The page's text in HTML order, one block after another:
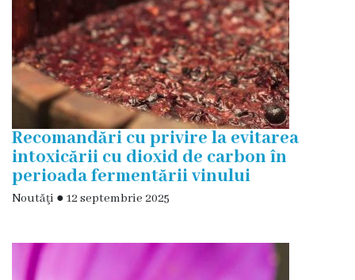
Procese-
verbale
ale
Consiliului
Ședințe
online
Floreşti
Recomandări cu privire la evitarea
intoxicării cu dioxid de carbon în
perioada fermentării vinului
Noutăţi ● 12 septembrie 2025